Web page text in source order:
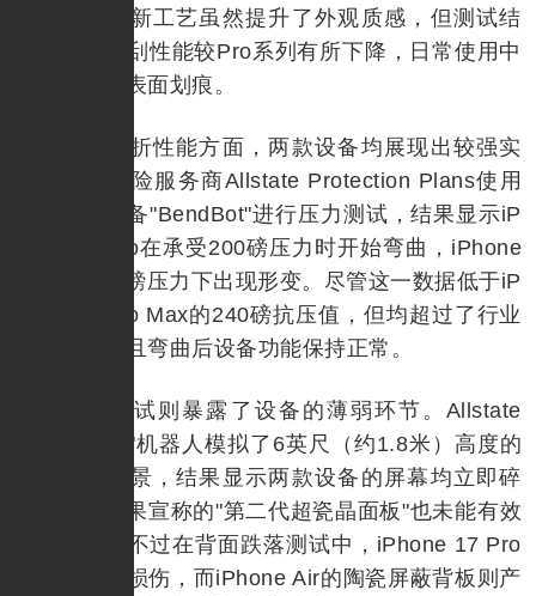
膜。这种创新工艺虽然提升了外观质感，但测试结
果表明其抗刮性能较Pro系列有所下降，日常使用中
更容易出现表面划痕。
在抗弯折性能方面，两款设备均展现出较强实
力。独立保险服务商Allstate Protection Plans使用
专业测试设备"BendBot"进行压力测试，结果显示iP
hone 17 Pro在承受200磅压力时开始弯曲，iPhone
Air则在190磅压力下出现形变。尽管这一数据低于iP
hone 17 Pro Max的240磅抗压值，但均超过了行业
普遍标准，且弯曲后设备功能保持正常。
跌落测试则暴露了设备的薄弱环节。Allstate
的"DropBot"机器人模拟了6英尺（约1.8米）高度的
正面跌落场景，结果显示两款设备的屏幕均立即碎
裂，包括苹果宣称的"第二代超瓷晶面板"也未能有效
防止破损。不过在背面跌落测试中，iPhone 17 Pro
仅出现外观损伤，而iPhone Air的陶瓷屏蔽背板则产